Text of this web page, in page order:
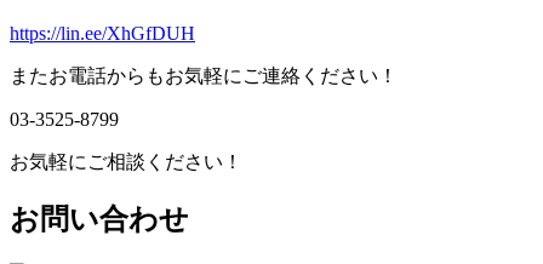
https://lin.ee/XhGfDUH
またお電話からもお気軽にご連絡ください！
03-3525-8799
お気軽にご相談ください！
お問い合わせ